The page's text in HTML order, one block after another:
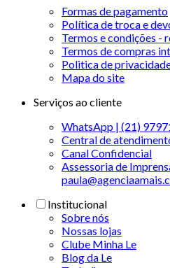
Formas de pagamento
Política de troca e
Termos e condições -
Termos de compras
Politica de
Mapa do site
Serviços ao cliente
WhatsApp | (21)
Central de
Canal Confidencial
Assessoria de
Institucional
Sobre nós
Nossas lojas
Clube Minha Le
Blog da Le